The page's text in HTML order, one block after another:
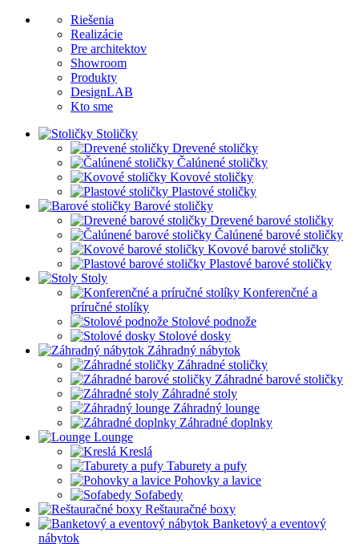
Riešenia
Realizácie
Pre architektov
Showroom
Produkty
DesignLAB
Kto sme
Stoličky
Drevené stoličky
Čalúnené stoličky
Kovové stoličky
Plastové stoličky
Barové stoličky
Drevené barové stoličky
Čalúnené barové stoličky
Kovové barové stoličky
Plastové barové stoličky
Stoly
Konferenčné a
príručné stolíky
Stolové podnože
Stolové dosky
Záhradný nábytok
Záhradné stoličky
Záhradné barové stoličky
Záhradné stoly
Záhradný lounge
Záhradné doplnky
Lounge
Kreslá
Taburety a pufy
Pohovky a lavice
Sofabedy
Reštauračné boxy
Banketový a eventový
nábytok